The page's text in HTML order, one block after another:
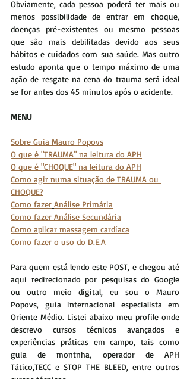
Obviamente, cada pessoa poderá ter mais ou
menos possibilidade de entrar em choque,
doenças pré-existentes ou mesmo pessoas
que são mais debilitadas devido aos seus
hábitos e cuidados com sua saúde. Mas outro
estudo aponta que o tempo máximo de uma
ação de resgate na cena do trauma será ideal
se for antes dos 45 minutos após o acidente.
MENU
Sobre Guia Mauro Popovs
O que é "TRAUMA" na leitura do APH
O que é "CHOQUE" na leitura do APH
Como agir numa situação de TRAUMA ou
CHOQUE?
Como fazer Análise Primária
Como fazer Análise Secundária
Como aplicar massagem cardíaca
Como fazer o uso do D.E.A
Para quem está lendo este POST, e chegou até
aqui redirecionado por pesquisas do Google
ou outro meio digital, eu sou o Mauro
Popovs, guia internacional especialista em
Oriente Médio. Listei abaixo meu profile onde
descrevo cursos técnicos avançados e
experiências práticas em campo, tais como
guia de montnha, operador de APH
Tático,TECC e STOP THE BLEED, entre outros